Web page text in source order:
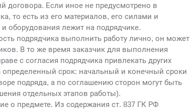
договора. Если иное не предусмотрено в
то есть из его материалов, его силами и
оборудования лежит на подрядчике.
подрядчика выполнить работу лично, он может
В то же время заказчик для выполнения
с согласия подрядчика привлекать других
определенный срок: начальный и конечный сроки
подряда, а по соглашению сторон могут быть
отдельных этапов работы).
о предмете. Из содержания ст. 837 ГК РФ